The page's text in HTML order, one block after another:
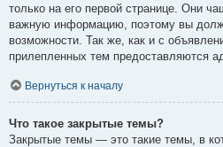
только на его первой странице. Они
важную информацию, поэтому вы
возможности. Так же, как и с
прилепленных тем предоставляются
Вернуться к началу
Что такое закрытые темы?
Закрытые темы — это такие темы, в